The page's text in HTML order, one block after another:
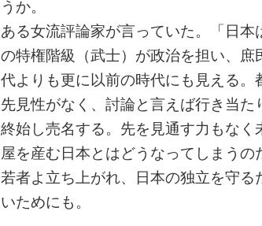
うか。
ある女流評論家が言っていた。「日
の特権階級（武士）が政治を担い、
代よりも更に以前の時代にも見える
先見性がなく、討論と言えば行き当
終始し売名する。先を見通す力もな
屋を産む日本とはどうなってしまうの
若者よ立ち上がれ、日本の独立を守
いためにも。